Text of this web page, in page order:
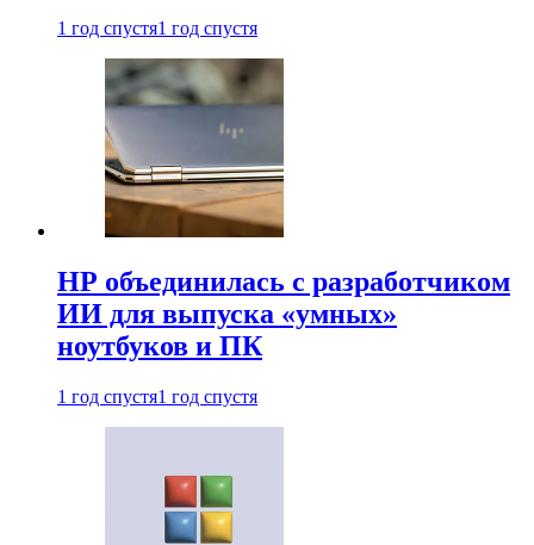
1 год спустя1 год спустя
HP объединилась с разработчиком
ИИ для выпуска «умных»
ноутбуков и ПК
1 год спустя1 год спустя